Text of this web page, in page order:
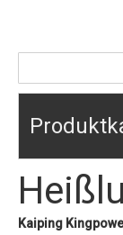
Kaiping